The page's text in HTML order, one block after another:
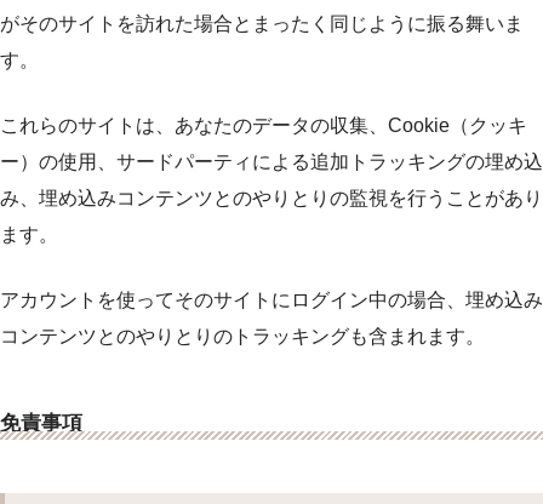
がそのサイトを訪れた場合とまったく同じように振る舞いま
す。
これらのサイトは、あなたのデータの収集、Cookie（クッキ
ー）の使用、サードパーティによる追加トラッキングの埋め込
み、埋め込みコンテンツとのやりとりの監視を行うことがあり
ます。
アカウントを使ってそのサイトにログイン中の場合、埋め込み
コンテンツとのやりとりのトラッキングも含まれます。
免責事項